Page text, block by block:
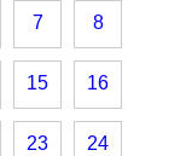
7 8
15 16
23 24